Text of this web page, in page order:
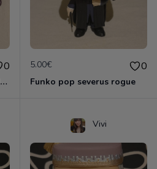
0
Funko pop luna lovegood masque de lion
5.00€ 0
Funko pop severus rogue
Vivi